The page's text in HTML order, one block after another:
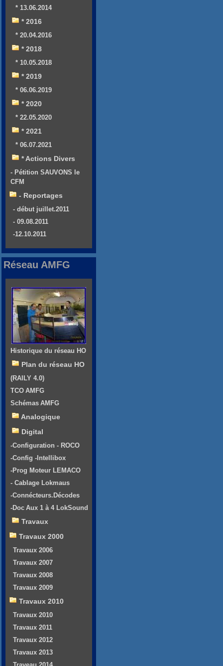
* 13.06.2014
* 2016
* 20.04.2016
* 2018
* 10.05.2018
* 2019
* 06.06.2019
* 2020
* 22.05.2020
* 2021
* 06.07.2021
* Actions Divers
- Pétition SAUVONS le
CFM
- Reportages
- début juillet.2011
- 09.08.2011
-12.10.2011
Réseau AMFG
Historique du réseau HO
Plan du réseau HO
(RAILY 4.0)
TCO AMFG
Schémas AMFG
Analogique
Digital
-Configuration - ROCO
-Config -Intellibox
-Prog Moteur LEMACO
- Cablage Lokmaus
-Connécteurs.Décodes
-Doc Aux 1 à 4 LokSound
Travaux
Travaux 2000
Travaux 2006
Travaux 2007
Travaux 2008
Travaux 2009
Travaux 2010
Travaux 2010
Travaux 2011
Travaux 2012
Travaux 2013